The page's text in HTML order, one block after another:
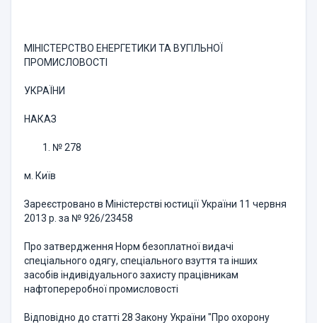
МІНІСТЕРСТВО ЕНЕРГЕТИКИ ТА ВУГІЛЬНОЇ
ПРОМИСЛОВОСТІ
УКРАЇНИ
НАКАЗ
№ 278
м. Київ
Зареєстровано в Міністерстві юстиції України 11 червня
2013 р. за № 926/23458
Про затвердження Норм безоплатної видачі
спеціального одягу, спеціа­льного взуття та інших
засобів індивідуального захисту працівникам
нафтопереробної промисловості
Відповідно до статті 28 Закону України "Про охорону